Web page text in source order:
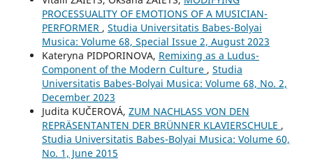
PROCESSUALITY OF EMOTIONS OF A MUSICIAN-
PERFORMER , Studia Universitatis Babes-Bolyai
Musica: Volume 68, Special Issue 2, August 2023
Kateryna PIDPORINOVA, Remixing as a Ludus-
Component of the Modern Culture , Studia
Universitatis Babes-Bolyai Musica: Volume 68, No. 2,
December 2023
Judita KUČEROVÁ, ZUM NACHLASS VON DEN
REPRÄSENTANTEN DER BRÜNNER KLAVIERSCHULE ,
Studia Universitatis Babes-Bolyai Musica: Volume 60,
No. 1, June 2015